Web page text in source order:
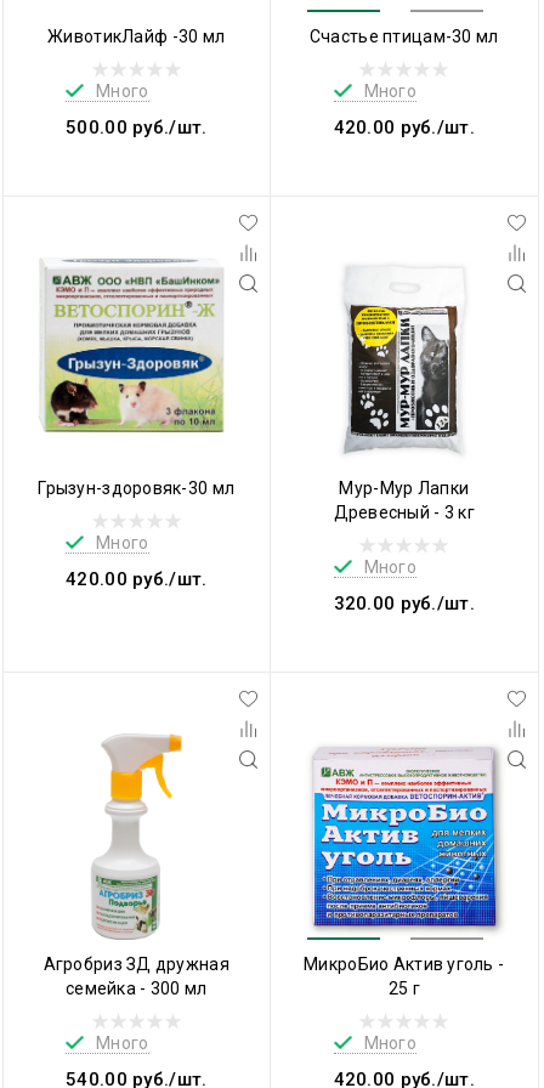
ЖивотикЛайф -30 мл
Много
500.00 руб./шт.
Счастье птицам-30 мл
Много
420.00 руб./шт.
Грызун-здоровяк-30 мл
Много
420.00 руб./шт.
Мур-Мур Лапки
Древесный - 3 кг
Много
320.00 руб./шт.
Агробриз ЗД дружная
семейка - 300 мл
Много
540.00 руб./шт.
МикроБио Актив уголь -
25 г
Много
420.00 руб./шт.